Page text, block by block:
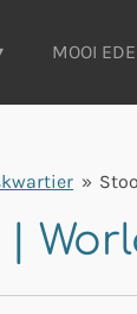
MOOI EDE
»